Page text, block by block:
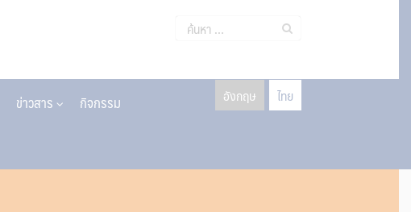
ค้นหา
ข่าวสาร
กิจกรรม
อังกฤษ ไทย